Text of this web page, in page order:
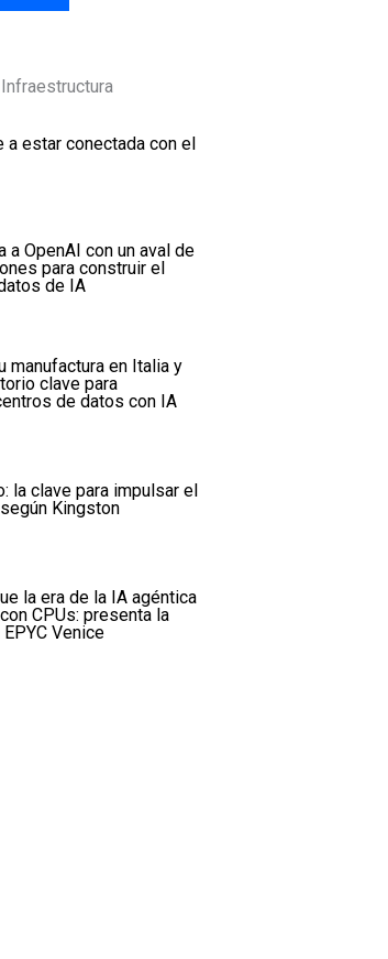
a estar conectada con el
a OpenAI con un aval de
para construir el
de IA
manufactura en Italia y
clave para
de datos con IA
la clave para impulsar el
Kingston
la era de la IA agéntica
CPUs: presenta la
Venice